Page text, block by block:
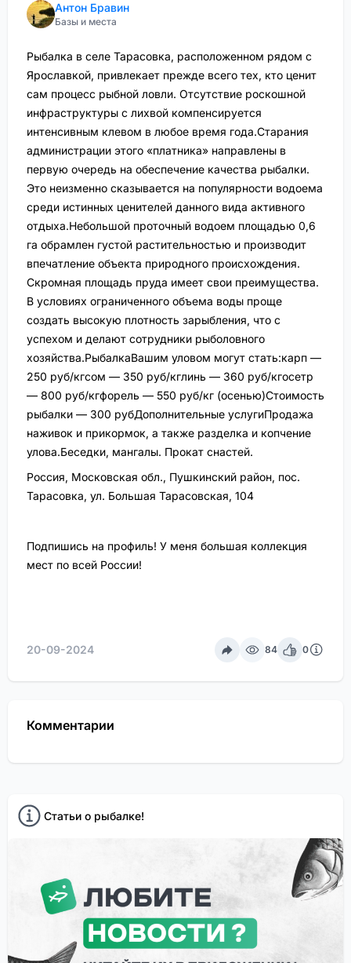
Антон Бравин
Базы и места
Рыбалка в селе Тарасовка, расположенном рядом с
Ярославкой, привлекает прежде всего тех, кто ценит
сам процесс рыбной ловли. Отсутствие роскошной
инфраструктуры с лихвой компенсируется
интенсивным клевом в любое время года.Старания
администрации этого «платника» направлены в
первую очередь на обеспечение качества рыбалки.
Это неизменно сказывается на популярности водоема
среди истинных ценителей данного вида активного
отдыха.Небольшой проточный водоем площадью 0,6
га обрамлен густой растительностью и производит
впечатление объекта природного происхождения.
Скромная площадь пруда имеет свои преимущества.
В условиях ограниченного объема воды проще
создать высокую плотность зарыбления, что с
успехом и делают сотрудники рыболовного
хозяйства.РыбалкаВашим уловом могут стать:карп —
250 руб/кгсом — 350 руб/кглинь — 360 руб/кгосетр
— 800 руб/кгфорель — 550 руб/кг (осенью)Стоимость
рыбалки — 300 рубДополнительные услугиПродажа
наживок и прикормок, а также разделка и копчение
улова.Беседки, мангалы. Прокат снастей.
Россия, Московская обл., Пушкинский район, пос.
Тарасовка, ул. Большая Тарасовская, 104
Подпишись на профиль! У меня большая коллекция
мест по всей России!
20-09-2024 84 0
Комментарии
Статьи о рыбалке!